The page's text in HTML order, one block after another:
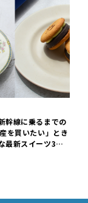
幹線に乗るまでの
を買いたい」とき
最新スイーツ3選
内・朝8時開店】